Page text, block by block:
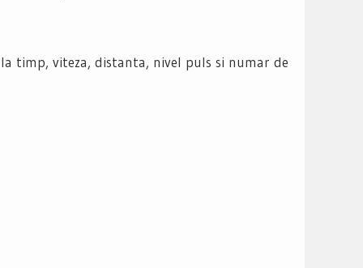
timp, viteza, distanta, nivel puls si numar de